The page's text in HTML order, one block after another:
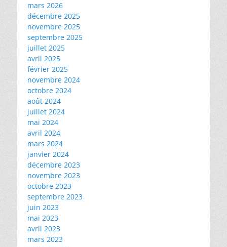
mars 2026
décembre 2025
novembre 2025
septembre 2025
juillet 2025
avril 2025
février 2025
novembre 2024
octobre 2024
août 2024
juillet 2024
mai 2024
avril 2024
mars 2024
janvier 2024
décembre 2023
novembre 2023
octobre 2023
septembre 2023
juin 2023
mai 2023
avril 2023
mars 2023